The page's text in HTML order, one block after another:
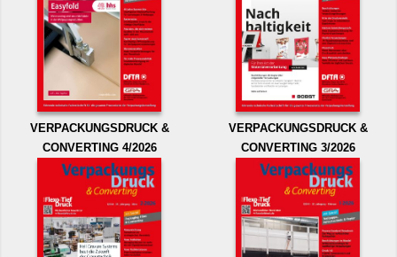
VERPACKUNGSDRUCK &
CONVERTING 4/2026
VERPACKUNGSDRUCK &
CONVERTING 3/2026